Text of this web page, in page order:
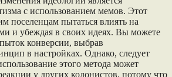
с использованием мемов. Этот
поселенцам пытаться влиять на
и убеждая в своих идеях. Вы можете
конверсии, выбрав
в настройках. Однако, следует
этого метода может
у других колонистов, потому что